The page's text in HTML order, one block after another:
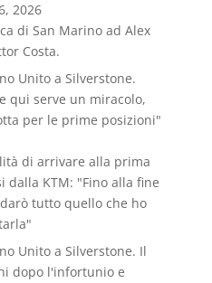
2026
di San Marino ad Alex
Costa.
Unito a Silverstone.
qui serve un miracolo,
per le prime posizioni"
di arrivare alla prima
KTM: "Fino alla fine
tutto quello che ho
Unito a Silverstone. Il
dopo l'infortunio e